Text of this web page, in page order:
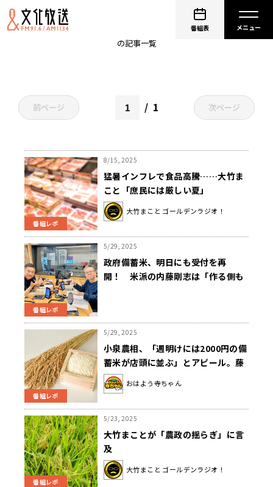
番組表
の記事一覧
前ページ 1 次ページ
番組レポ
8/15, 2025
猛暑インフレで食品高騰……大竹ま
こと「庶民には厳しい夏」
大竹まこと ゴールデンラジオ！
番組レポ
5/29, 2025
政府備蓄米、明日にも受付を再
開！ 米派の内藤剛志は「作る側も
番組レポ
5/29, 2025
小泉農相、「週明けには2000円の備
蓄米が店頭に並ぶ」とアピール。藤
井氏「マーケット価格を微妙に下げ
ていくようにやればいいのに」
おはよう寺ちゃん
番組レポ
5/23, 2025
大竹まことが「農政の揺らぎ」に言
及
大竹まこと ゴールデンラジオ！